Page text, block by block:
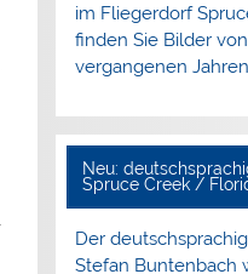
im Fliegerdorf
finden Sie Bilder
vergangenen
Neu:
Spruce Creek /
Der
Stefan Buntenbach